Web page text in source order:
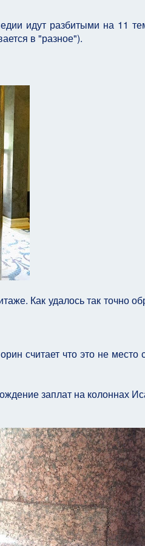
идут разбитыми на 11
в "разное").
Как удалось так точно
считает что это не
заплат на колоннах